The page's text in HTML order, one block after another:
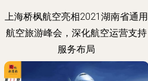
上海桥枫航空亮相2021湖南省通用
航空旅游峰会，深化航空运营支持
服务布局